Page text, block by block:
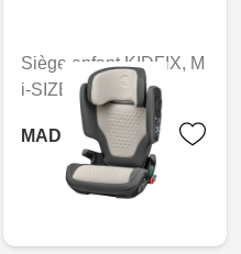
Siège enfant KIDFIX, M
i-SIZE, ECE
MAD 7,317.60